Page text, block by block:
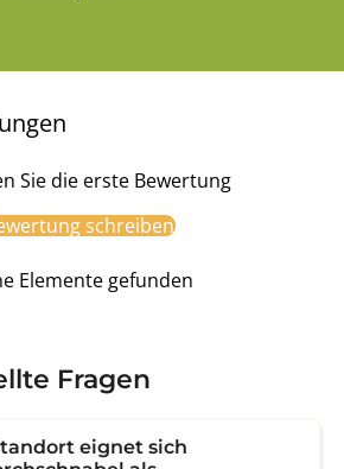
Sie die erste Bewertung
schreiben
Elemente gefunden
Fragen
eignet sich